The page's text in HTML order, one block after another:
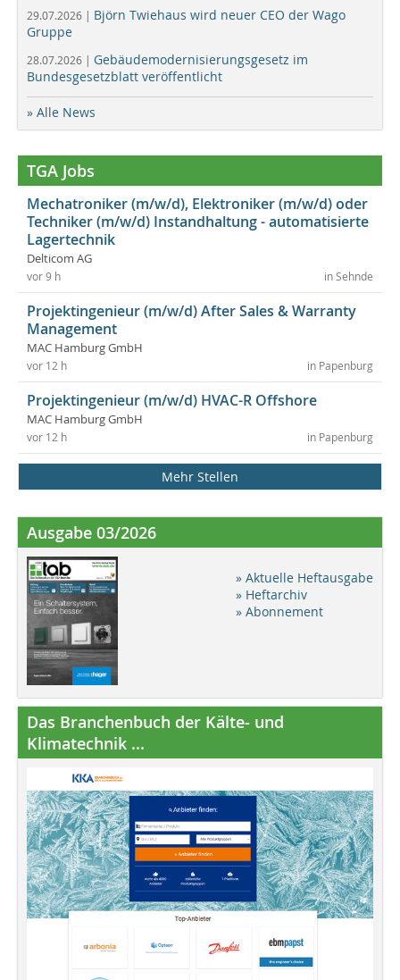
29.07.2026 | Björn Twiehaus wird neuer CEO der Wago
Gruppe
28.07.2026 | Gebäudemodernisierungsgesetz im
Bundesgesetzblatt veröffentlicht
» Alle News
TGA Jobs
Mechatroniker (m/w/d), Elektroniker (m/w/d) oder
Techniker (m/w/d) Instandhaltung - automatisierte
Lagertechnik
Delticom AG
in Sehnde
vor 9 h
Projektingenieur (m/w/d) After Sales & Warranty
Management
MAC Hamburg GmbH
in Papenburg
vor 12 h
Projektingenieur (m/w/d) HVAC-R Offshore
MAC Hamburg GmbH
in Papenburg
vor 12 h
Mehr Stellen
Ausgabe 03/2026
» Aktuelle Heftausgabe
» Heftarchiv
» Abonnement
Das Branchenbuch der Kälte- und
Klimatechnik ...